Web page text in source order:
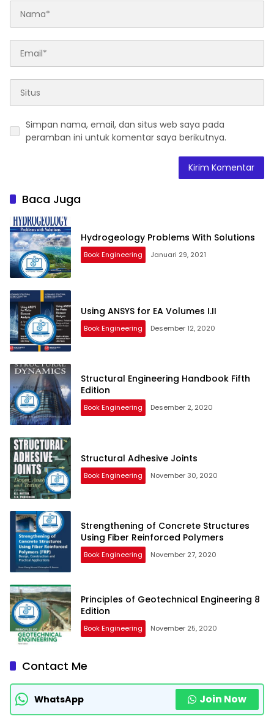
Simpan nama, email, dan situs web saya pada
peramban ini untuk komentar saya berikutnya.
Baca Juga
Hydrogeology Problems With Solutions
Book Engineering Januari 29, 2021
Using ANSYS for EA Volumes I.II
Book Engineering Desember 12, 2020
Structural Engineering Handbook Fifth
Edition
Book Engineering Desember 2, 2020
Structural Adhesive Joints
Book Engineering November 30, 2020
Strengthening of Concrete Structures
Using Fiber Reinforced Polymers
Book Engineering November 27, 2020
Principles of Geotechnical Engineering 8
Edition
Book Engineering November 25, 2020
Contact Me
WhatsApp Join Now